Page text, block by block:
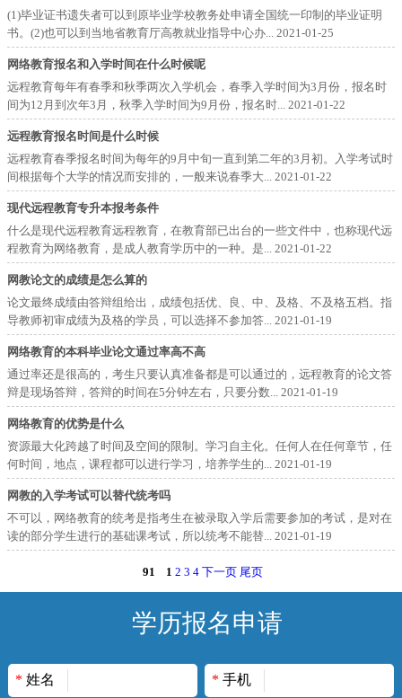
(1)毕业证书遗失者可以到原毕业学校教务处申请全国统一印制的毕业证明
书。(2)也可以到当地省教育厅高教就业指导中心办... 2021-01-25
网络教育报名和入学时间在什么时候呢
远程教育每年有春季和秋季两次入学机会，春季入学时间为3月份，报名时
间为12月到次年3月，秋季入学时间为9月份，报名时... 2021-01-22
远程教育报名时间是什么时候
远程教育春季报名时间为每年的9月中旬一直到第二年的3月初。入学考试时
间根据每个大学的情况而安排的，一般来说春季大... 2021-01-22
现代远程教育专升本报考条件
什么是现代远程教育远程教育，在教育部已出台的一些文件中，也称现代远
程教育为网络教育，是成人教育学历中的一种。是... 2021-01-22
网教论文的成绩是怎么算的
论文最终成绩由答辩组给出，成绩包括优、良、中、及格、不及格五档。指
导教师初审成绩为及格的学员，可以选择不参加答... 2021-01-19
网络教育的本科毕业论文通过率高不高
通过率还是很高的，考生只要认真准备都是可以通过的，远程教育的论文答
辩是现场答辩，答辩的时间在5分钟左右，只要分数... 2021-01-19
网络教育的优势是什么
资源最大化跨越了时间及空间的限制。学习自主化。任何人在任何章节，任
何时间，地点，课程都可以进行学习，培养学生的... 2021-01-19
网教的入学考试可以替代统考吗
不可以，网络教育的统考是指考生在被录取入学后需要参加的考试，是对在
读的部分学生进行的基础课考试，所以统考不能替... 2021-01-19
91 1 2 3 4 下一页 尾页
学历报名申请
* 姓名 * 手机